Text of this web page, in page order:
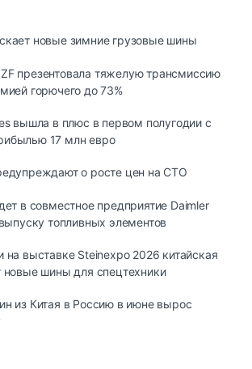
новые зимние грузовые шины
презентовала тяжелую трансмиссию
горючего до 73%
вышла в плюс в первом полугодии с
17 млн евро
о росте цен на СТО
в совместное предприятие Daimler
топливных элементов
на выставке Steinexpo 2026 китайская
новые шины для спецтехники
из Китая в Россию в июне вырос